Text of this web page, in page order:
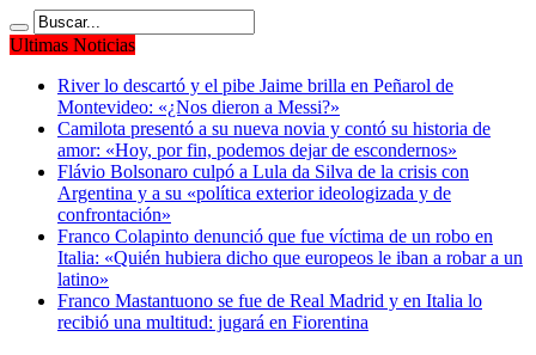
Ultimas Noticias
River lo descartó y el pibe Jaime brilla en Peñarol de
Montevideo: «¿Nos dieron a Messi?»
Camilota presentó a su nueva novia y contó su historia de
amor: «Hoy, por fin, podemos dejar de escondernos»
Flávio Bolsonaro culpó a Lula da Silva de la crisis con
Argentina y a su «política exterior ideologizada y de
confrontación»
Franco Colapinto denunció que fue víctima de un robo en
Italia: «Quién hubiera dicho que europeos le iban a robar a un
latino»
Franco Mastantuono se fue de Real Madrid y en Italia lo
recibió una multitud: jugará en Fiorentina